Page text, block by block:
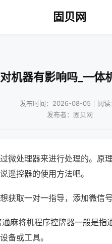
固贝网
机器有影响吗_一体
发布时间：2026-08-05｜阅读
发布者：固贝网
微处理器来进行处理的。原
遥控器的使用方法吧。
获取一对一指导，添加微信
麻将机程序控牌器一般是指
备或工具。